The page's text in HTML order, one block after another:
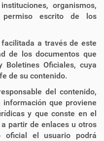
organismos,
escrito de los
a través de este
de los documentos que
Boletines Oficiales, cuya
de su contenido.
del contenido,
que proviene
y que conste en el
partir de enlaces u otros
oficial el usuario podrá